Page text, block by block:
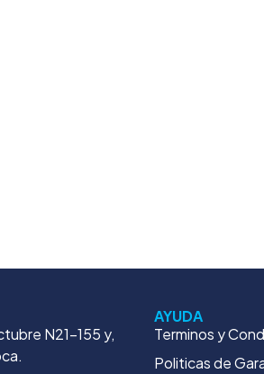
N21-155 y,
AYUDA
Terminos y
Politicas de